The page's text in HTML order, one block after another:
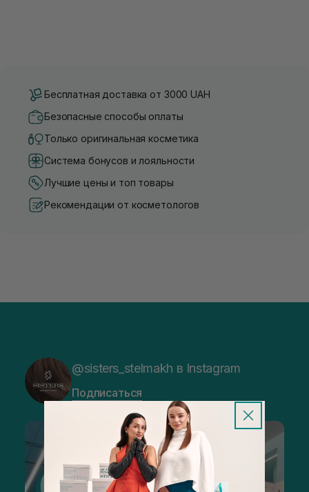
Бесплатная доставка от 3000 UAH
Безопасные способы оплаты
Только оригинальная косметика
Система бонусов и лояльности
Лучшие цены и топ товары
Рекомендации от косметологов
@sisters_stelmakh в Instagram
Подписаться